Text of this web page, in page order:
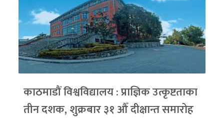
काठमाडौं विश्वविद्यालय : प्राज्ञिक उत्कृष्टताका
तीन दशक, शुक्रबार ३१ औँ दीक्षान्त समारोह